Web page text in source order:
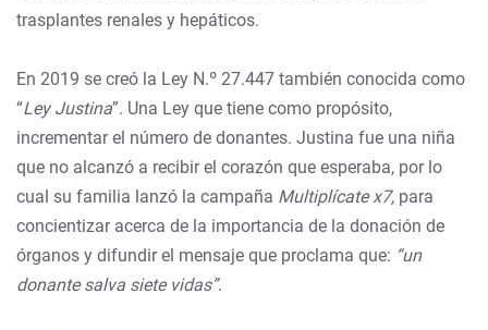
trasplantes renales y hepáticos.
En 2019 se creó la Ley N.º 27.447 también conocida como
“Ley Justina”. Una Ley que tiene como propósito,
incrementar el número de donantes. Justina fue una niña
que no alcanzó a recibir el corazón que esperaba, por lo
cual su familia lanzó la campaña Multiplícate x7, para
concientizar acerca de la importancia de la donación de
órganos y difundir el mensaje que proclama que: “un
donante salva siete vidas”.